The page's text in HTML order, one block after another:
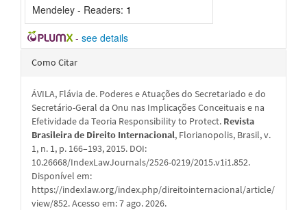
Mendeley - Readers: 1
- see details
Detalhes
artigo
Como Citar
ÁVILA, Flávia de. Poderes e Atuações do Secretariado e do
Secretário-Geral da Onu nas Implicações Conceituais e na
Efetividade da Teoria Responsibility to Protect. Revista
Brasileira de Direito Internacional, Florianopolis, Brasil, v.
1, n. 1, p. 166–193, 2015. DOI:
10.26668/IndexLawJournals/2526-0219/2015.v1i1.852.
Disponível em:
https://indexlaw.org/index.php/direitointernacional/article/
view/852. Acesso em: 7 ago. 2026.